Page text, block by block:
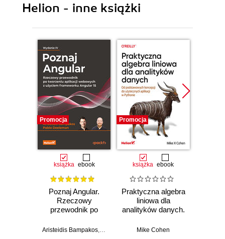
Helion - inne książki
Promocja
książka ebook
Poznaj Angular.
Rzeczowy
przewodnik po
webowych z
Aristeidis Bampakos Pablo Deeleman
Promocja
książka ebook
Praktyczna algebra
liniowa dla
analityków danych.
koncepcji do
Mike Cohen